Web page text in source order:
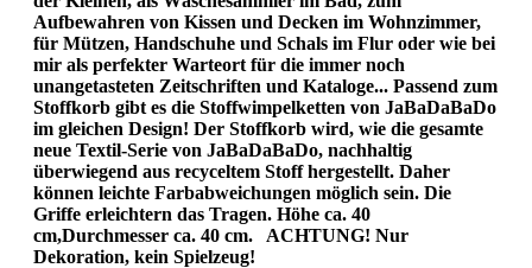
Aufbewahren von Kissen und Decken im Wohnzimmer,
für Mützen, Handschuhe und Schals im Flur oder wie bei
mir als perfekter Warteort für die immer noch
unangetasteten Zeitschriften und Kataloge... Passend zum
Stoffkorb gibt es die Stoffwimpelketten von JaBaDaBaDo
im gleichen Design! Der Stoffkorb wird, wie die gesamte
neue Textil-Serie von JaBaDaBaDo, nachhaltig
überwiegend aus recyceltem Stoff hergestellt. Daher
können leichte Farbabweichungen möglich sein. Die
Griffe erleichtern das Tragen. Höhe ca. 40
cm,Durchmesser ca. 40 cm. ACHTUNG! Nur
Dekoration, kein Spielzeug!